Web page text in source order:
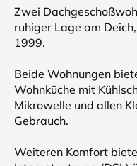
Zwei
ruhiger Lage am
1999.
Beide Wohnungen
Wohnküche mit
Mikrowelle und allen
Gebrauch.
Weiteren Komfort